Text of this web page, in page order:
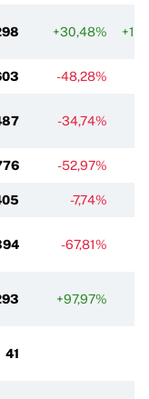
+30,48% +14
-48,28%
-34,74%
-52,97%
-7,74%
-67,81%
+97,97%
41